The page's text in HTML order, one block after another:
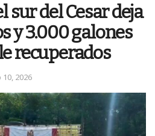
sur del Cesar deja
y 3.000 galones
recuperados
10, 2026